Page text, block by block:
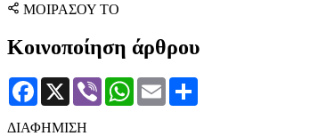
ΜΟΙΡΑΣΟΥ ΤΟ
Κοινοποίηση άρθρου
Facebook
X Viber WhatsApp
Email
ΔΙΑΦΗΜΙΣΗ